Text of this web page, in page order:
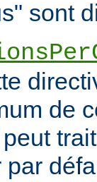
sont
de
par